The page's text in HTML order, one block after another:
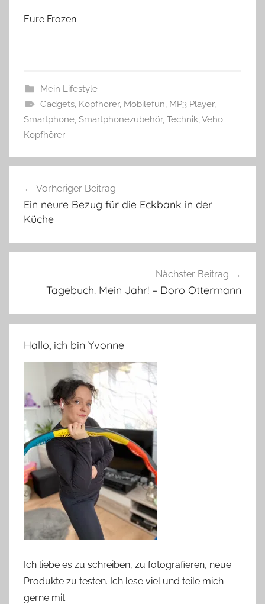
Eure Frozen
Mein Lifestyle
Gadgets, Kopfhörer, Mobilefun, MP3 Player,
Smartphone, Smartphonezubehör, Technik,Veho
Kopfhörer
Vorheriger Beitrag
Ein neure Bezug für die Eckbank in der
Küche
Nächster Beitrag
Tagebuch. Mein Jahr! – Doro Ottermann
Hallo, ich bin Yvonne
Ich liebe es zu schreiben, zu fotografieren, neue
Produkte zu testen. Ich lese viel und teile mich
gerne mit.